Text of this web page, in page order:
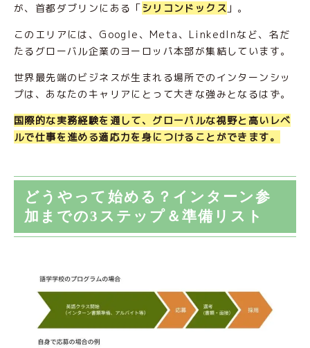
が、首都ダブリンにある「シリコンドックス 」。
このエリアには、Google、Meta、LinkedInなど、名だ
たるグローバル企業のヨーロッパ本部が集結しています。
世界最先端のビジネスが生まれる場所でのインターンシッ
プは、あなたのキャリアにとって大きな強みとなるはず。
国際的な実務経験を通して、グローバルな視野と高いレベ
ルで仕事を進める適応力を身につけることができます。
どうやって始める？インターン参
加までの3ステップ＆準備リスト